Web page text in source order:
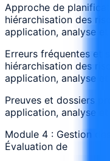
Approche de
hiérarchisation des
application, analyse
Erreurs fréquentes et
hiérarchisation des
application, analyse
Preuves et dossiers
application, analyse
Module 4 : Gestion
Évaluation de